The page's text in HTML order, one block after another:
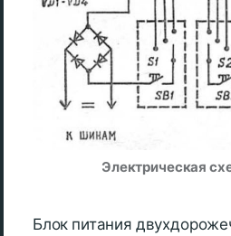
Электрическая
Блок питания